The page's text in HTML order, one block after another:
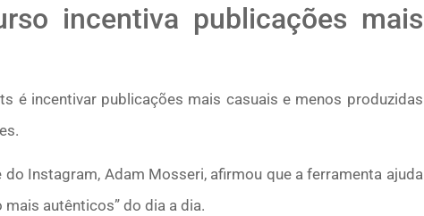
incentiva publicações mais
é incentivar publicações mais casuais e menos produzidas
Instagram, Adam Mosseri, afirmou que a ferramenta ajuda
autênticos” do dia a dia.